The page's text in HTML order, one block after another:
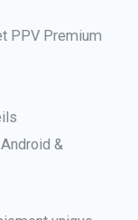
PPV Premium
&